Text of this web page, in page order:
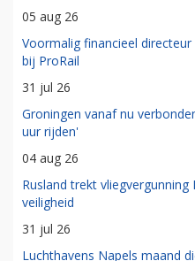
05 aug 26
Voormalig financieel
bij ProRail
31 jul 26
Groningen vanaf nu
uur rijden'
04 aug 26
Rusland trekt
veiligheid
31 jul 26
Luchthavens Napels maand